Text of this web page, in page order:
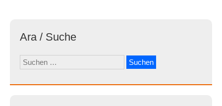
Ara / Suche
Suchen
nach: